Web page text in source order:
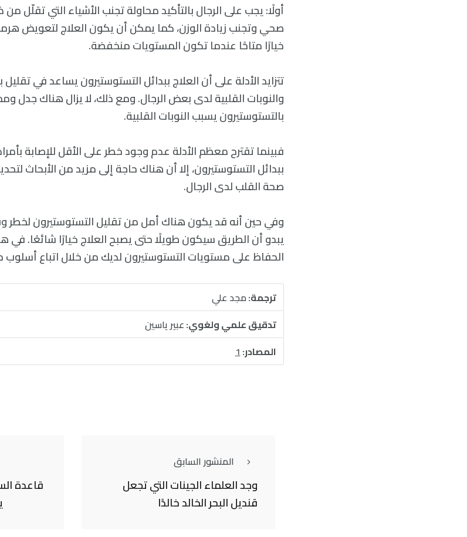
أولًا: يجب على الرجال بالتأكيد محاولة تجنب الأشياء التي تقلّل
صحي وتجنب زيادة الوزن، كما يمكن أن يكون العلاج لتعويض
خيارًا متاحًا عندما تكون المستويات منخفضة.
تتزايد الأدلة على أن العلاج ببدائل التستوستيرون يساعد في
والنوبات القلبية لدى بعض الرجال. ومع ذلك، لا يزال هناك جدل
بالتستوستيرون يسبب النوبات القلبية.
فبينما تقترح معظم الأدلة عدم وجود خطر على الأقل للإصابة
ببدائل التستوستيرون، إلا أن هناك حاجة إلى مزيد من الأبحاث
صحة القلب لدى الرجال.
وفي حين أنه قد يكون هناك أمل من تقليل التستوستيرون لخطر
يبدو أن الطريق سيكون طويلًا حتى يصبح العلاج خيارًا شائعًا. في
الحفاظ على مستويات التستوستيرون لديك من خلال اتباع
ترجمة:مجد علي
تدقيق علمي ولغوي:عبير ياسين
المصادر:1
المنشور السابق
وجد العلماء الجينات التي تجعل
قنديل البحر الخالد خالدًا
قاعدة